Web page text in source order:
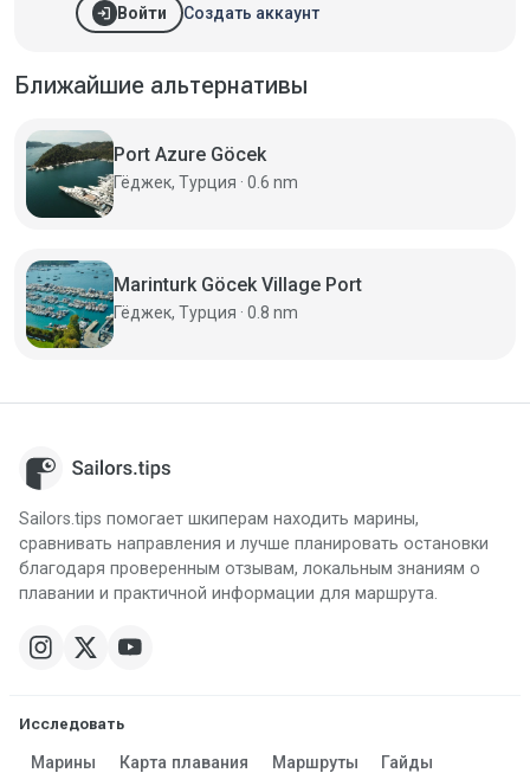
login Войти Создать аккаунт
Ближайшие альтернативы
Port Azure Göcek
Гёджек, Турция · 0.6 nm
Marinturk Göcek Village Port
Гёджек, Турция · 0.8 nm
Sailors.tips помогает шкиперам находить марины,
сравнивать направления и лучше планировать остановки
благодаря проверенным отзывам, локальным знаниям о
плавании и практичной информации для маршрута.
Исследовать
Марины Карта плавания Маршруты Гайды